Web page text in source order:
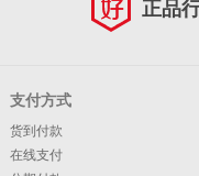
正品
支付方式
货到付款
在线支付